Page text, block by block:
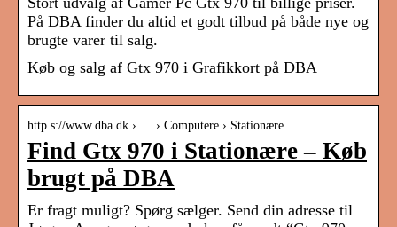
På DBA finder du altid et godt tilbud på både nye og
brugte varer til salg.
Køb og salg af Gtx 970 i Grafikkort på DBA
http s://www.dba.dk › … › Computere › Stationære
Find Gtx 970 i Stationære – Køb
brugt på DBA
Er fragt muligt? Spørg sælger. Send din adresse til